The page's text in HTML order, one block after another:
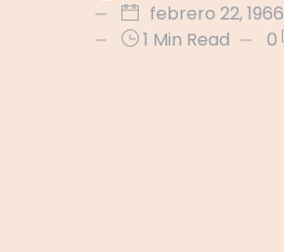
febrero 22, 1966
1 Min Read
0